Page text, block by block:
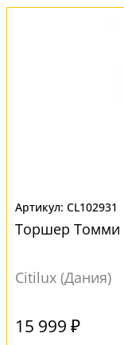
CL102931
Торшер Томми
Citilux (Дания)
15 999 ₽